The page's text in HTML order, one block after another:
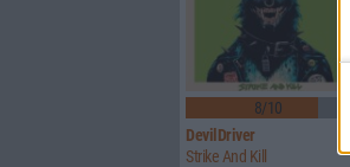
8/10
DevilDriver
Strike And Kill